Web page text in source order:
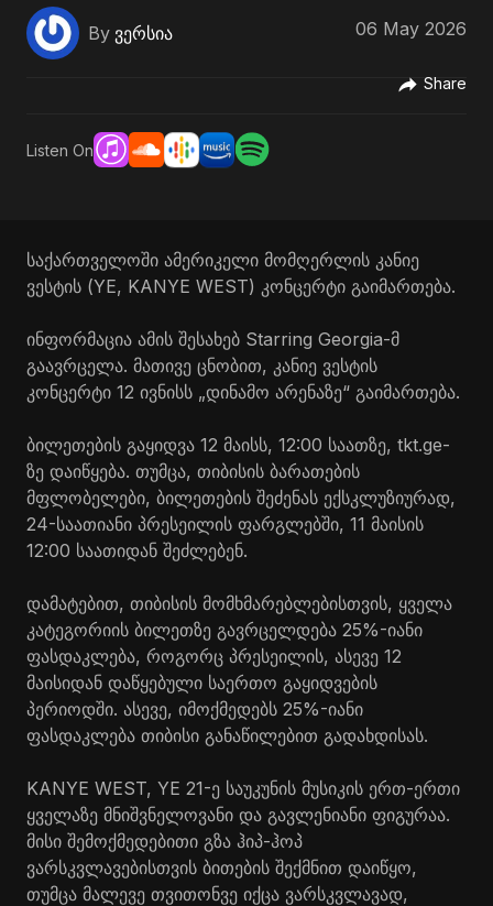
By ვერსია 06 May 2026
Share
Listen On
საქართველოში ამერიკელი მომღერლის კანიე
ვესტის (YE, KANYE WEST) კონცერტი გაიმართება.
ინფორმაცია ამის შესახებ Starring Georgia-მ
გაავრცელა. მათივე ცნობით, კანიე ვესტის
კონცერტი 12 ივნისს „დინამო არენაზე“ გაიმართება.
ბილეთების გაყიდვა 12 მაისს, 12:00 საათზე, tkt.ge-
ზე დაიწყება. თუმცა, თიბისის ბარათების
მფლობელები, ბილეთების შეძენას ექსკლუზიურად,
24-საათიანი პრესეილის ფარგლებში, 11 მაისის
12:00 საათიდან შეძლებენ.
დამატებით, თიბისის მომხმარებლებისთვის, ყველა
კატეგორიის ბილეთზე გავრცელდება 25%-იანი
ფასდაკლება, როგორც პრესეილის, ასევე 12
მაისიდან დაწყებული საერთო გაყიდვების
პერიოდში. ასევე, იმოქმედებს 25%-იანი
ფასდაკლება თიბისი განაწილებით გადახდისას.
KANYE WEST, YE 21-ე საუკუნის მუსიკის ერთ-ერთი
ყველაზე მნიშვნელოვანი და გავლენიანი ფიგურაა.
მისი შემოქმედებითი გზა ჰიპ-ჰოპ
ვარსკვლავებისთვის ბითების შექმნით დაიწყო,
თუმცა მალევე თვითონვე იქცა ვარსკვლავად,